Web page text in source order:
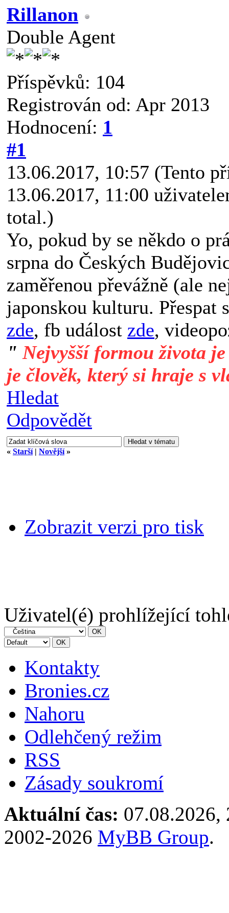
Rillanon
Double Agent
Příspěvků: 104
Registrován od: Apr 2013
Hodnocení: 1
#1
13.06.2017, 10:57 (Tento
13.06.2017, 11:00
total.)
Yo, pokud by se někdo o
srpna do Českých
zaměřenou převážně (ale
japonskou kulturu. Přespat
zde, fb událost zde,
" Nejvyšší formou života
je člověk, který si hraje s
Hledat
Odpovědět
« Starší| Novější»
Zobrazit verzi pro tisk
Uživatel(é) prohlížející
Kontakty
Bronies.cz
Nahoru
Odlehčený režim
RSS
Zásady soukromí
Aktuální čas: 07.08.2026,
2002-2026 MyBB Group.